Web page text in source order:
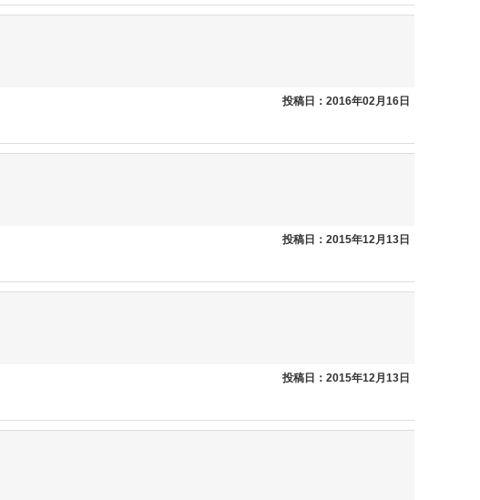
投稿日：2016年02月16日
投稿日：2015年12月13日
投稿日：2015年12月13日